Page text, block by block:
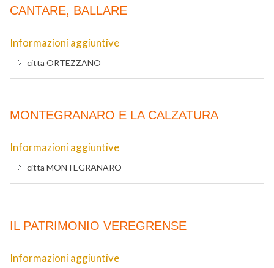
CANTARE, BALLARE
Informazioni aggiuntive
citta ORTEZZANO
MONTEGRANARO E LA CALZATURA
Informazioni aggiuntive
citta MONTEGRANARO
IL PATRIMONIO VEREGRENSE
Informazioni aggiuntive